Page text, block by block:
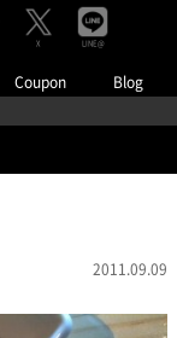
Coupon Blog
X LINE@
2011.09.09